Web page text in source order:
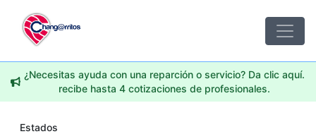
¿Necesitas ayuda con una reparción o servicio? Da clic aquí.
recibe hasta 4 cotizaciones de profesionales.
Estados